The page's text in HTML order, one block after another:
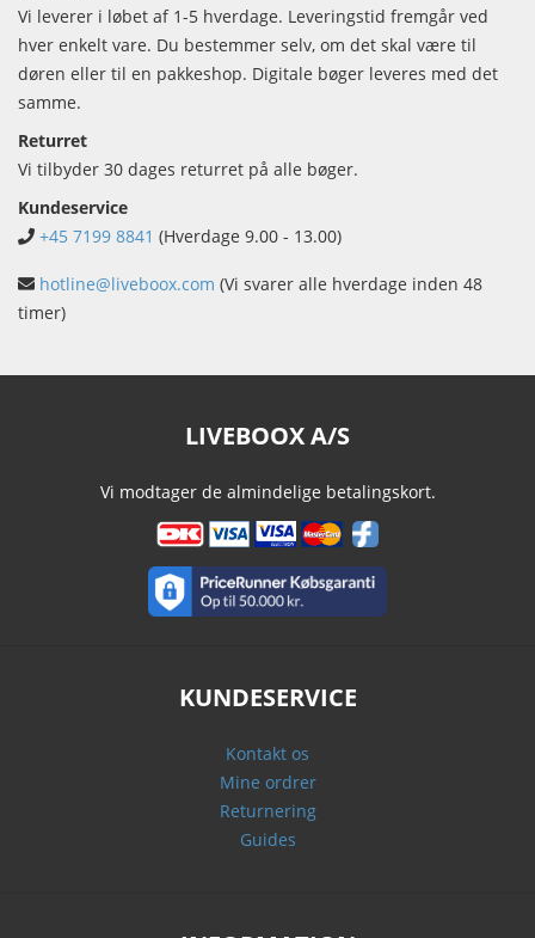
Vi leverer i løbet af 1-5 hverdage. Leveringstid fremgår ved
hver enkelt vare. Du bestemmer selv, om det skal være til
døren eller til en pakkeshop. Digitale bøger leveres med det
samme.
Returret
Vi tilbyder 30 dages returret på alle bøger.
Kundeservice
+45 7199 8841 (Hverdage 9.00 - 13.00)
hotline@liveboox.com (Vi svarer alle hverdage inden 48
timer)
LIVEBOOX A/S
Vi modtager de almindelige betalingskort.
KUNDESERVICE
Kontakt os
Mine ordrer
Returnering
Guides